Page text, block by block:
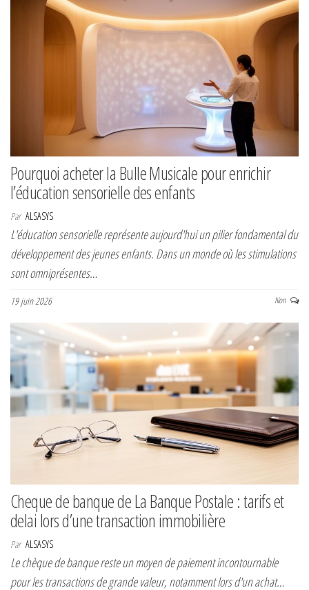
Pourquoi acheter la Bulle Musicale pour enrichir
l’éducation sensorielle des enfants
Par ALSASYS
L'éducation sensorielle représente aujourd'hui un pilier fondamental du
développement des jeunes enfants. Dans un monde où les stimulations
sont omniprésentes…
19 juin 2026 Non
Cheque de banque de La Banque Postale : tarifs et
delai lors d’une transaction immobilière
Par ALSASYS
Le chèque de banque reste un moyen de paiement incontournable
pour les transactions de grande valeur, notamment lors d'un achat…